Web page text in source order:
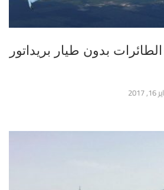
بدون طيار بريداتور